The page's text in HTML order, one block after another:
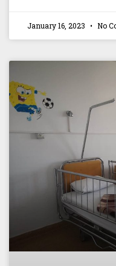
January 16, 2023 No